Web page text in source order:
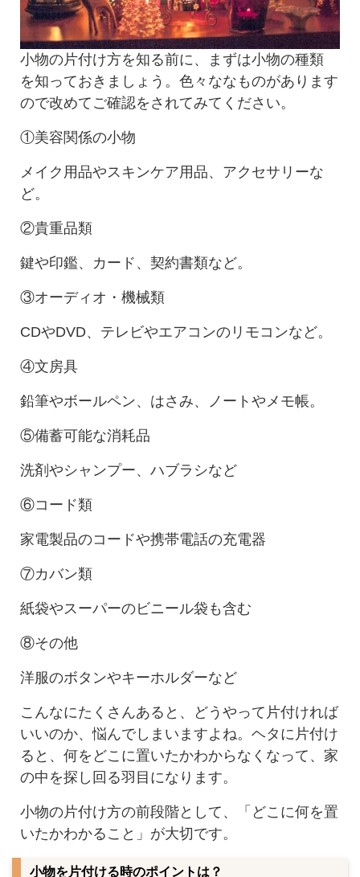
小物の片付け方を知る前に、まずは小物の種類
を知っておきましょう。色々ななものがあります
ので改めてご確認をされてみてください。
①美容関係の小物
メイク用品やスキンケア用品、アクセサリーな
ど。
②貴重品類
鍵や印鑑、カード、契約書類など。
③オーディオ・機械類
CDやDVD、テレビやエアコンのリモコンなど。
④文房具
鉛筆やボールペン、はさみ、ノートやメモ帳。
⑤備蓄可能な消耗品
洗剤やシャンプー、ハブラシなど
⑥コード類
家電製品のコードや携帯電話の充電器
⑦カバン類
紙袋やスーパーのビニール袋も含む
⑧その他
洋服のボタンやキーホルダーなど
こんなにたくさんあると、どうやって片付ければ
いいのか、悩んでしまいますよね。ヘタに片付け
ると、何をどこに置いたかわからなくなって、家
の中を探し回る羽目になります。
小物の片付け方の前段階として、「どこに何を置
いたかわかること」が大切です。
小物を片付ける時のポイントは？